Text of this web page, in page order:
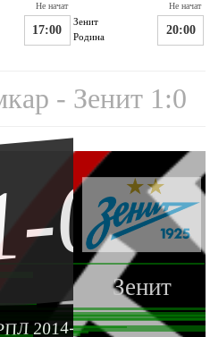
Зенит
17:00 Родина
Не начат
20:00
Не начат
- Зенит 1:0
Зенит
0
2014-2015